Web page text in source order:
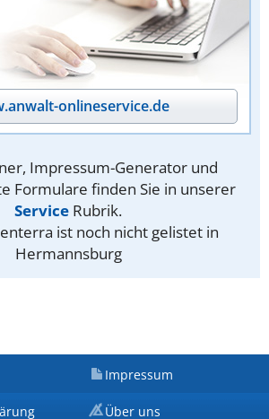
onlineservice.de
Impressum-Generator und
Formulare finden Sie in unserer
Service Rubrik.
ist noch nicht gelistet in
Hermannsburg
Impressum
Über uns